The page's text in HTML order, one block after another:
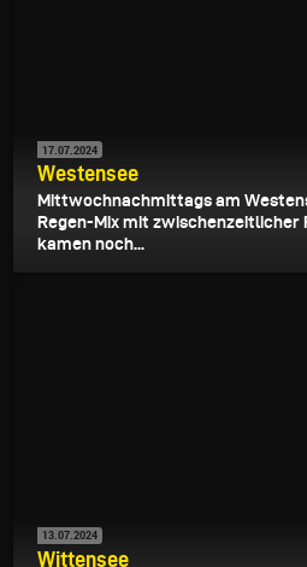
17.07.2024
Westensee
Mittwochnachmittags am
Regen-Mix mit zwischenzeitlicher
kamen noch...
13.07.2024
Wittensee